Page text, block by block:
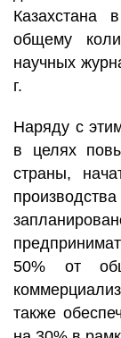
Казахстана
общему
научных
г.
Наряду с
в целях
страны,
50% от
также